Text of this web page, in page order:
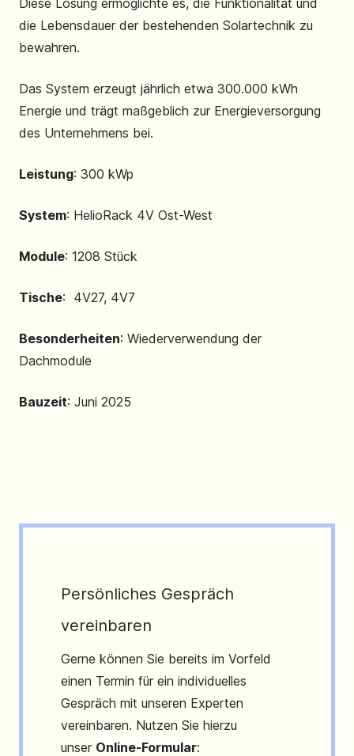
Diese Lösung ermöglichte es, die Funktionalität und
die Lebensdauer der bestehenden Solartechnik zu
bewahren.
Das System erzeugt jährlich etwa 300.000 kWh
Energie und trägt maßgeblich zur Energieversorgung
des Unternehmens bei.
Leistung: 300 kWp
System: HelioRack 4V Ost-West
Module: 1208 Stück
Tische: 4V27, 4V7
Besonderheiten: Wiederverwendung der
Dachmodule
Bauzeit: Juni 2025
Persönliches Gespräch
vereinbaren
Gerne können Sie bereits im Vorfeld
einen Termin für ein individuelles
Gespräch mit unseren Experten
vereinbaren. Nutzen Sie hierzu
unser Online-Formular: